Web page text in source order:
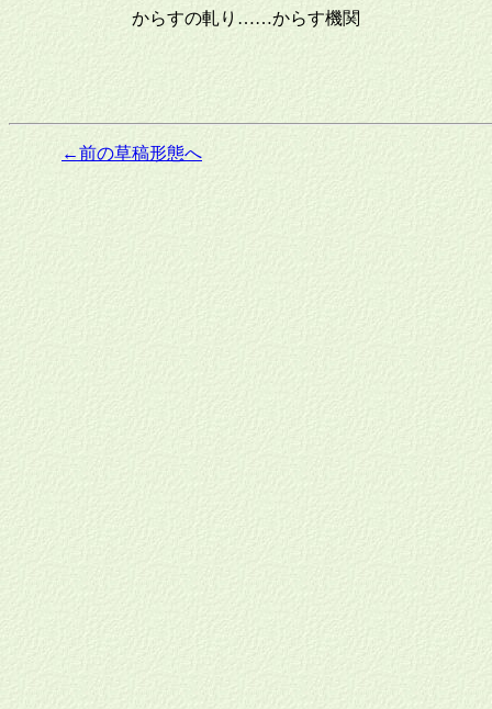
からすの軋り……からす機関
←前の草稿形態へ